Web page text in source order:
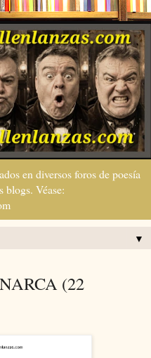
en diversos foros de poesía
blogs. Véase:
▼
(22